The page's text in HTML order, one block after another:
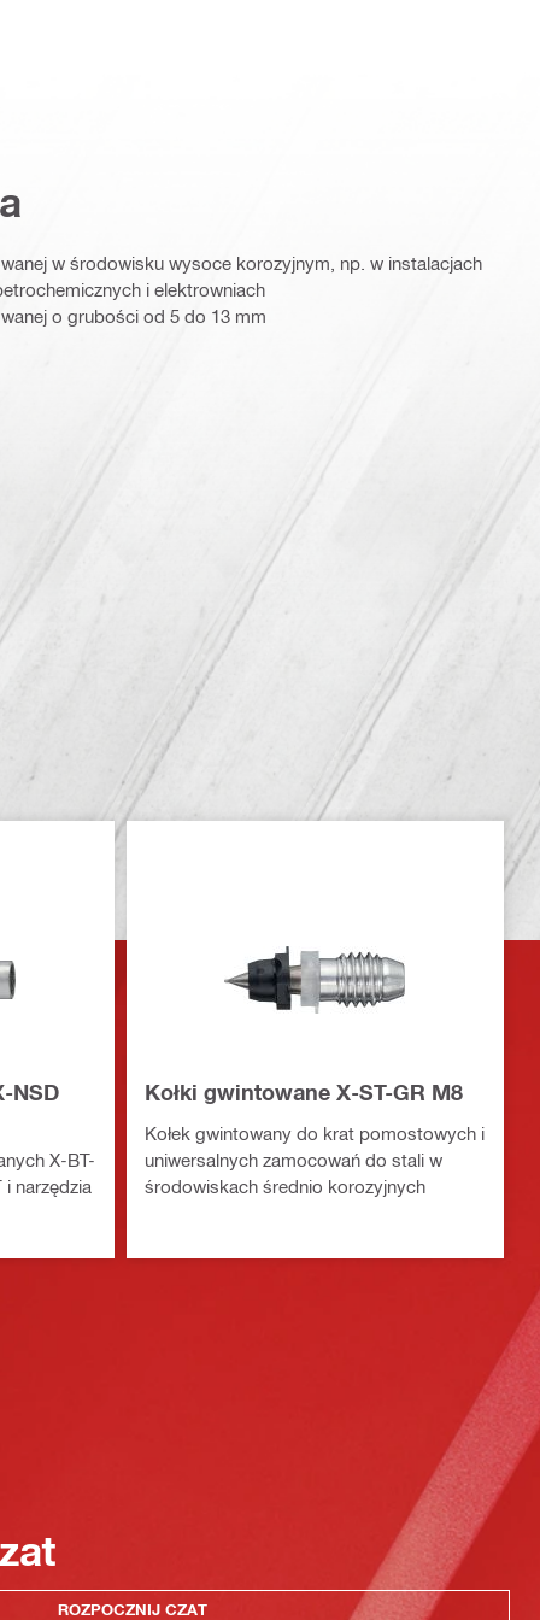
w środowisku wysoce korozyjnym, np. w instalacjach
i elektrowniach
o grubości od 5 do 13 mm
NSD
X-BT-
i narzędzia
Kołki gwintowane X-ST-GR M8
Kołek gwintowany do krat pomostowych i
uniwersalnych zamocowań do stali w
środowiskach średnio korozyjnych
ROZPOCZNIJ CZAT